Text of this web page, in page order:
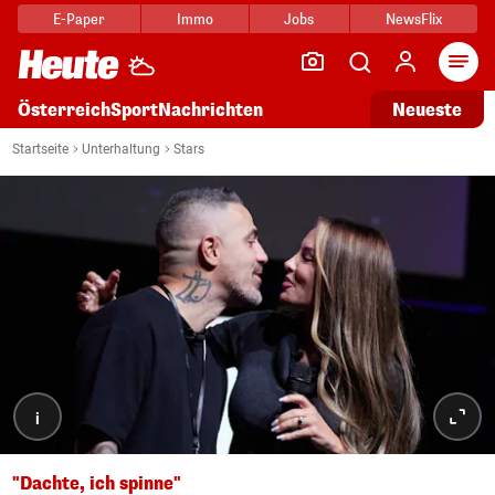
E-Paper Immo Jobs NewsFlix
ÖsterreichSportNachrichten Neueste
Startseite Unterhaltung Stars
i
"Dachte, ich spinne"